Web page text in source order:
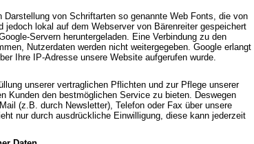
von Schriftarten so genannte Web Fonts, die von
lokal auf dem Webserver von Bärenreiter gespeichert
Servern heruntergeladen. Eine Verbindung zu den
Nutzerdaten werden nicht weitergegeben. Google erlangt
Ihre IP-Adresse unsere Website aufgerufen wurde.
unserer vertraglichen Pflichten und zur Pflege unserer
Kunden den bestmöglichen Service zu bieten. Deswegen
(z.B. durch Newsletter), Telefon oder Fax über unsere
nur durch ausdrückliche Einwilligung, diese kann jederzeit